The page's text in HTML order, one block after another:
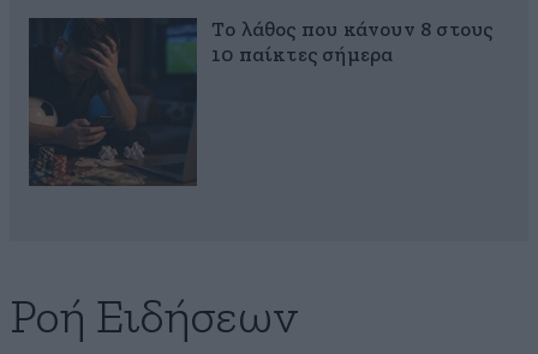
Το λάθος που κάνουν 8 στους
10 παίκτες σήμερα
Ροή Ειδήσεων